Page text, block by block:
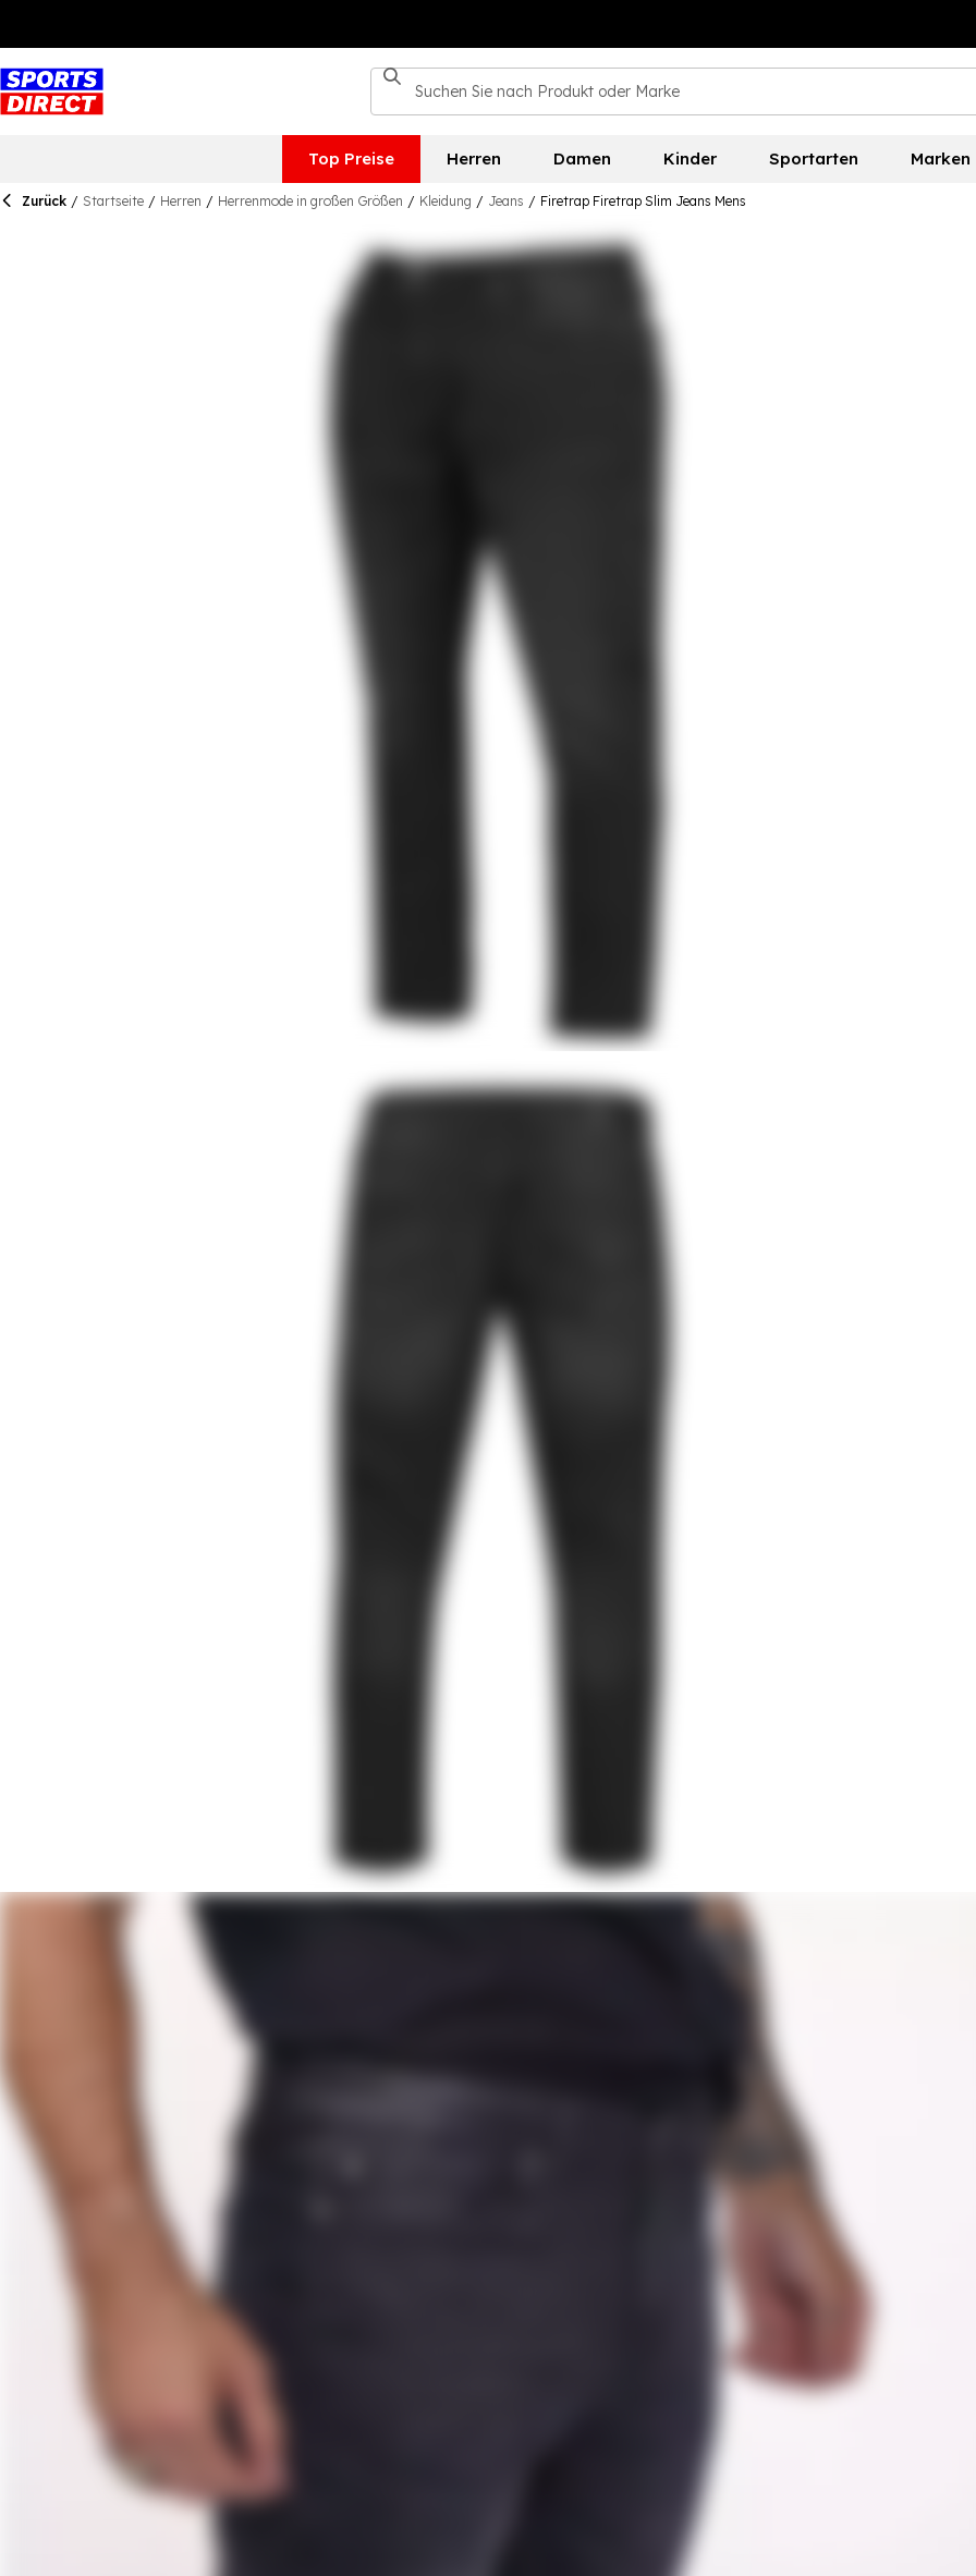
Top Preise Herren Damen Kinder Sportarten Marken
Zurück / Startseite / Herren / Herrenmode in großen Größen / Kleidung / Jeans / Firetrap Firetrap Slim Jeans Mens